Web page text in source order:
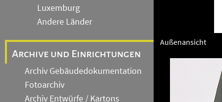
Luxemburg
Andere Länder
Archive und Einrichtungen
Archiv Gebäudedokumentation
Fotoarchiv
Archiv Entwürfe / Kartons
Außenansicht